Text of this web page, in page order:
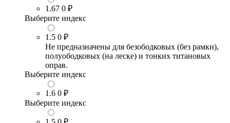
1.67 0 ₽
Выберите индекс
1.5 0 ₽
Не предназначены для безободковых (без рамки),
полуободковых (на леске) и тонких титановых
оправ.
Выберите индекс
1.6 0 ₽
Выберите индекс